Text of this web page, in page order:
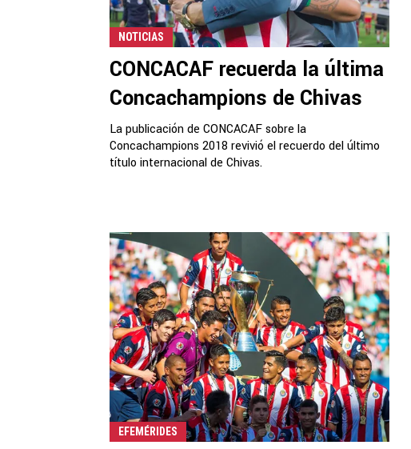
NOTICIAS
CONCACAF recuerda la última
Concachampions de Chivas
La publicación de CONCACAF sobre la
Concachampions 2018 revivió el recuerdo del último
título internacional de Chivas.
EFEMÉRIDES